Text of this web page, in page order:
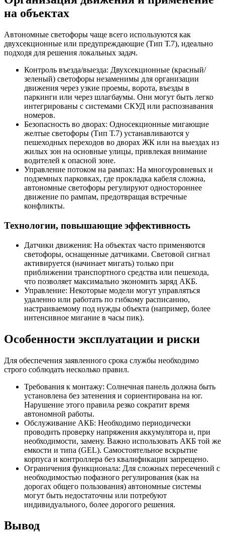
на объектах
Автономные светофоры чаще всего используются как
двухсекционные или предупреждающие (Тип Т.7), идеально
подходя для решения локальных задач.
Контроль въезда/выезда: Двухсекционные (красный/
зеленый) светофоры незаменимы для организации
движения через узкие проемы, ворота, въезды в
паркинги или через шлагбаумы. Они могут быть легко
интегрированы с системами СКУД или распознавания
номеров.
Безопасность во дворах: Односекционные мигающие
желтые светофоры (Тип Т.7) устанавливаются у
пешеходных переходов во дворах ЖК или на выездах из
жилых зон на основные улицы, привлекая внимание
водителей к опасной зоне.
Управление потоком на рампах: На многоуровневых и
подземных парковках, где прокладка кабеля сложна,
автономные светофоры регулируют одностороннее
движение по рампам, предотвращая встречные
конфликты.
Технологии, повышающие эффективность
Датчики движения: На объектах часто применяются
светофоры, оснащенные датчиками. Световой сигнал
активируется (начинает мигать) только при
приближении транспортного средства или пешехода,
что позволяет максимально экономить заряд АКБ.
Управление: Некоторые модели могут управляться
удаленно или работать по гибкому расписанию,
настраиваемому под нужды объекта (например, более
интенсивное мигание в часы пик).
Особенности эксплуатации и риски
Для обеспечения заявленного срока службы необходимо
строго соблюдать несколько правил.
Требования к монтажу: Солнечная панель должна быть
установлена без затенения и сориентирована на юг.
Нарушение этого правила резко сократит время
автономной работы.
Обслуживание АКБ: Необходимо периодически
проводить проверку напряжения аккумулятора и, при
необходимости, замену. Важно использовать АКБ той же
емкости и типа (GEL). Самостоятельное вскрытие
корпуса и контроллера без квалификации запрещено.
Ограничения функционала: Для сложных пересечений с
необходимостью пофазного регулирования (как на
дорогах общего пользования) автономные системы
могут быть недостаточны или потребуют
индивидуального, более дорогого решения.
Вывод